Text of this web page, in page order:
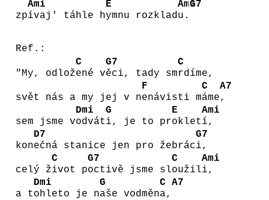
zp
Ami
ívaj' táhle h
E
ymnu rozklad
Ami
u.
G7
Ref.:
"My, odlož
C
ené v
G7
ěci, tady sm
C
rdíme,
svět nás a my jej v n
F
enávisti m
C
áme
A7
,
sem jsme v
Dmi
odvát
G
i, je to pr
E
oklet
Ami
í,
kon
D7
ečná stanice jen pro žebrác
G7
i,
celý ž
C
ivot p
G7
octivě jsme sl
C
oužil
Ami
i,
a t
Dmi
ohleto je n
G
aše vodměn
C
a,
A7